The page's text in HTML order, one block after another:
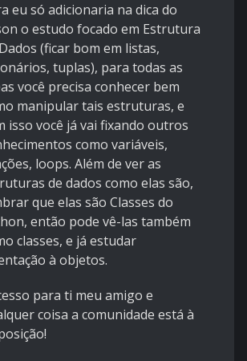
eu só adicionaria na dica do
o estudo focado em Estrutura
(ficar bom em listas,
tuplas), para todas as
você precisa conhecer bem
manipular tais estruturas, e
isso você já vai fixando outros
como variáveis,
loops. Além de ver as
de dados como elas são,
que elas são Classes do
então pode vê-las também
classes, e já estudar
à objetos.
para ti meu amigo e
coisa a comunidade está à